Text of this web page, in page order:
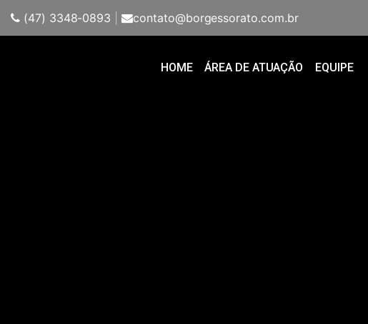
(47) 3348-0893 | contato@borgessorato.com.br
HOME ÁREA DE ATUAÇÃO EQUIPE